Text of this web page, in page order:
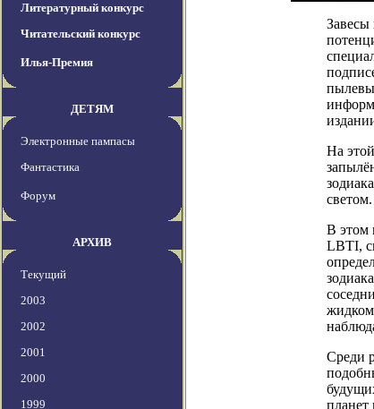
Литературный конкурс
Читательский конкурс
Илья-Премия
ДЕТЯМ
Электронные пампасы
Фантастика
Форум
АРХИВ
Текущий
2003
2002
2001
2000
1999
Завесы
На
В этом
LBTI,
жидком
Среди
планет